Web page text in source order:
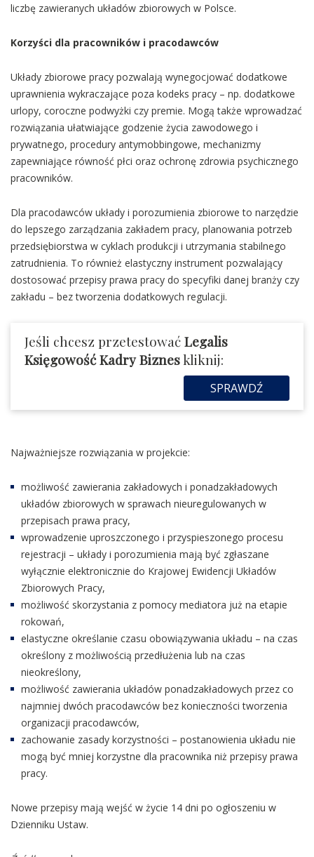
liczbę zawieranych układów zbiorowych w Polsce.
Korzyści dla pracowników i pracodawców
Układy zbiorowe pracy pozwalają wynegocjować dodatkowe
uprawnienia wykraczające poza kodeks pracy – np. dodatkowe
urlopy, coroczne podwyżki czy premie. Mogą także wprowadzać
rozwiązania ułatwiające godzenie życia zawodowego i
prywatnego, procedury antymobbingowe, mechanizmy
zapewniające równość płci oraz ochronę zdrowia psychicznego
pracowników.
Dla pracodawców układy i porozumienia zbiorowe to narzędzie
do lepszego zarządzania zakładem pracy, planowania potrzeb
przedsiębiorstwa w cyklach produkcji i utrzymania stabilnego
zatrudnienia. To również elastyczny instrument pozwalający
dostosować przepisy prawa pracy do specyfiki danej branży czy
zakładu – bez tworzenia dodatkowych regulacji.
Jeśli chcesz przetestowaćLegalis
Księgowość Kadry Bizneskliknij:
SPRAWDŹ
Najważniejsze rozwiązania w projekcie:
możliwość zawierania zakładowych i ponadzakładowych
układów zbiorowych w sprawach nieuregulowanych w
przepisach prawa pracy,
wprowadzenie uproszczonego i przyspieszonego procesu
rejestracji – układy i porozumienia mają być zgłaszane
wyłącznie elektronicznie do Krajowej Ewidencji Układów
Zbiorowych Pracy,
możliwość skorzystania z pomocy mediatora już na etapie
rokowań,
elastyczne określanie czasu obowiązywania układu – na czas
określony z możliwością przedłużenia lub na czas
nieokreślony,
możliwość zawierania układów ponadzakładowych przez co
najmniej dwóch pracodawców bez konieczności tworzenia
organizacji pracodawców,
zachowanie zasady korzystności – postanowienia układu nie
mogą być mniej korzystne dla pracownika niż przepisy prawa
pracy.
Nowe przepisy mają wejść w życie 14 dni po ogłoszeniu w
Dzienniku Ustaw.